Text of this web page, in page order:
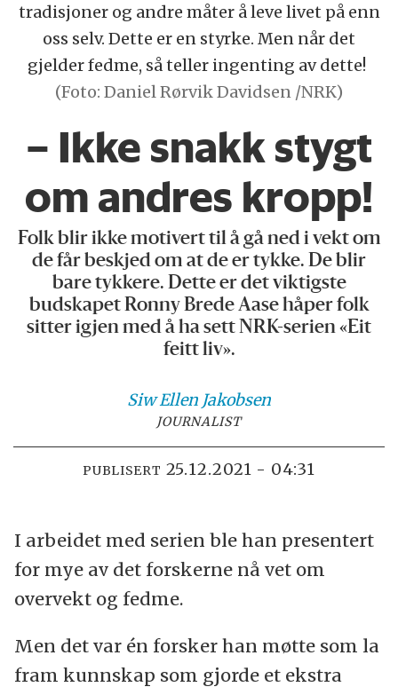
tradisjoner og andre måter å leve livet på enn
oss selv. Dette er en styrke. Men når det
gjelder fedme, så teller ingenting av dette!
(Foto: Daniel Rørvik Davidsen /NRK)
– Ikke snakk stygt
om andres kropp!
Folk blir ikke motivert til å gå ned i vekt om
de får beskjed om at de er tykke. De blir
bare tykkere. Dette er det viktigste
budskapet Ronny Brede Aase håper folk
sitter igjen med å ha sett NRK-serien «Eit
feitt liv».
Siw Ellen Jakobsen
JOURNALIST
PUBLISERT 25.12.2021 - 04:31
I arbeidet med serien ble han presentert
for mye av det forskerne nå vet om
overvekt og fedme.
Men det var én forsker han møtte som la
fram kunnskap som gjorde et ekstra